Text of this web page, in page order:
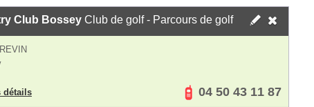
Club Bossey Club de golf - Parcours de golf
détails 04 50 43 11 87